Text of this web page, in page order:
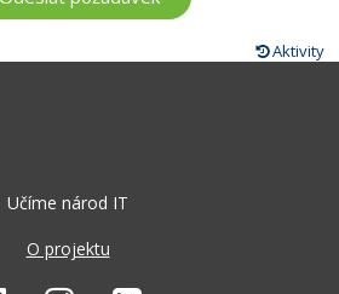
Aktivity
Učíme národ IT
O projektu